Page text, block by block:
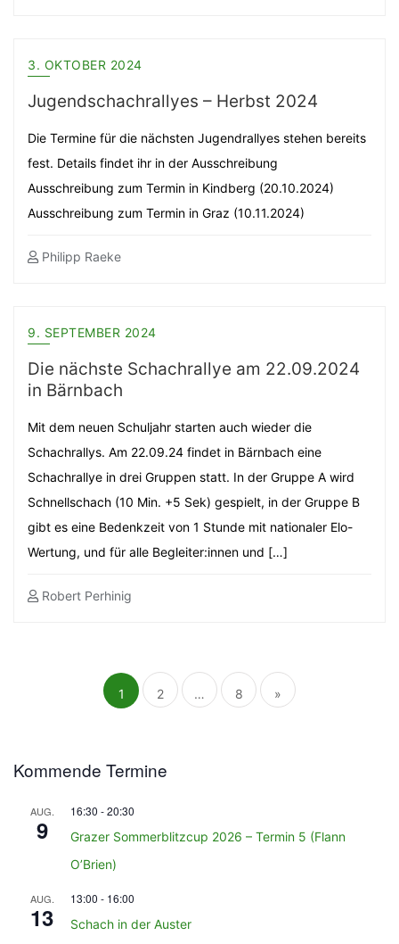
3. OKTOBER 2024
Jugendschachrallyes – Herbst 2024
Die Termine für die nächsten Jugendrallyes stehen bereits
fest. Details findet ihr in der Ausschreibung
Ausschreibung zum Termin in Kindberg (20.10.2024)
Ausschreibung zum Termin in Graz (10.11.2024)
Philipp Raeke
9. SEPTEMBER 2024
Die nächste Schachrallye am 22.09.2024
in Bärnbach
Mit dem neuen Schuljahr starten auch wieder die
Schachrallys. Am 22.09.24 findet in Bärnbach eine
Schachrallye in drei Gruppen statt. In der Gruppe A wird
Schnellschach (10 Min. +5 Sek) gespielt, in der Gruppe B
gibt es eine Bedenkzeit von 1 Stunde mit nationaler Elo-
Wertung, und für alle Begleiter:innen und […]
Robert Perhinig
der
Beiträge
1 2 … 8 »
Kommende Termine
AUG.
9
16:30 -20:30
Grazer Sommerblitzcup 2026 – Termin 5 (Flann
O’Brien)
AUG.
13
13:00 - 16:00
Schach in der Auster